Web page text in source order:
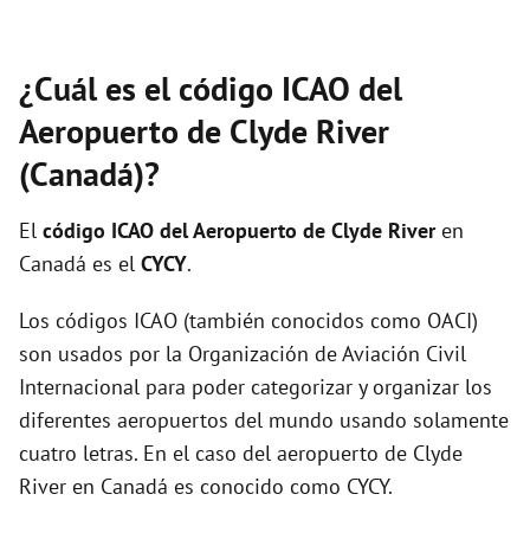
¿Cuál es el código ICAO del
Aeropuerto de Clyde River
(Canadá)?
El código ICAO delAeropuerto de Clyde Riveren
Canadá es el CYCY.
Los códigos ICAO (también conocidos como OACI)
son usados por la Organización de Aviación Civil
Internacional para poder categorizar y organizar los
diferentes aeropuertos del mundo usando solamente
cuatro letras. En el caso del aeropuerto de Clyde
River en Canadá es conocido como CYCY.